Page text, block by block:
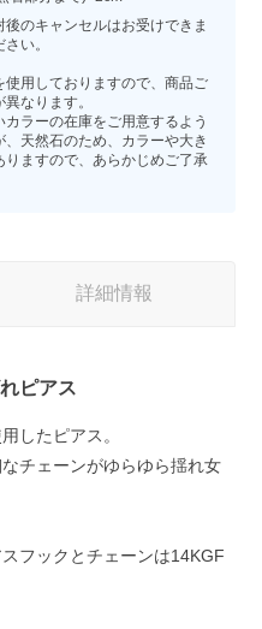
のキャンセルはお受けできま
い。
使用しておりますので、商品ご
なります。
カラーの在庫をご用意するよう
天然石のため、カラーや大き
りますので、あらかじめご了承
詳細情報
ピアス
したピアス。
チェーンがゆらゆら揺れ女
フックとチェーンは14KGF